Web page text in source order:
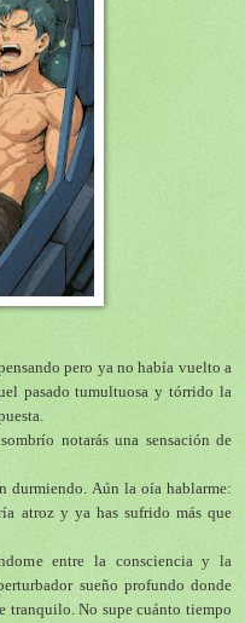
pero ya no había vuelto a
pasado tumultuosa y tórrido la
notarás una sensación de
durmiendo. Aún la oía hablarme:
atroz y ya has sufrido más que
entre la consciencia y la
sueño profundo donde
tranquilo. No supe cuánto tiempo